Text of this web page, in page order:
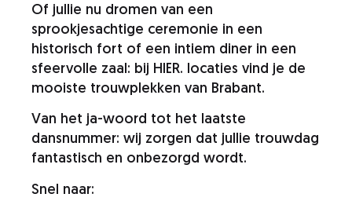
Of jullie nu dromen van een
sprookjesachtige ceremonie in een
historisch fort of een intiem diner in een
sfeervolle zaal: bij HIER. locaties vind je de
mooiste trouwplekken van Brabant.
Van het ja-woord tot het laatste
dansnummer: wij zorgen dat jullie trouwdag
fantastisch en onbezorgd wordt.
Snel naar: